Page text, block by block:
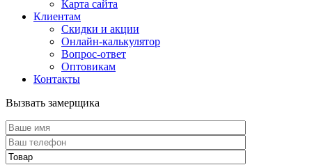
Карта сайта
Клиентам
Скидки и акции
Онлайн-калькулятор
Вопрос-ответ
Оптовикам
Контакты
Вызвать замерщика